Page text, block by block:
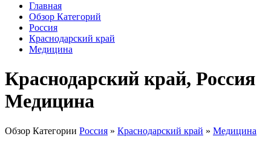
Главная
Обзор Категорий
Россия
Краснодарский край
Медицина
Краснодарский край, Россия
Медицина
Обзор Категории Россия » Краснодарский край » Медицина